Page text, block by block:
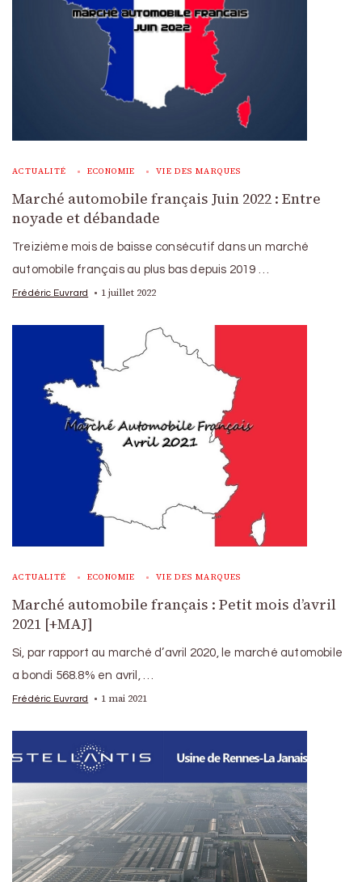
ACTUALITÉ ECONOMIE VIE DES MARQUES
Marché automobile français Juin 2022 : Entre
noyade et débandade
Treizième mois de baisse consécutif dans un marché
automobile français au plus bas depuis 2019 …
Frédéric Euvrard 1 juillet 2022
ACTUALITÉ ECONOMIE VIE DES MARQUES
Marché automobile français : Petit mois d’avril
2021 [+MAJ]
Si, par rapport au marché d’avril 2020, le marché automobile
a bondi 568.8% en avril, …
Frédéric Euvrard 1 mai 2021